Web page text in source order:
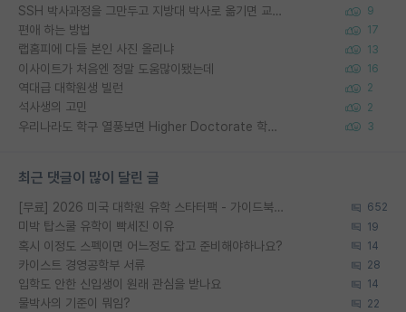
SSH 박사과정을 그만두고 지방대 박사로 옮기면 교수의 꿈은 끝일까요? 9
편애 하는 방법 17
랩홈피에 다들 본인 사진 올리냐 13
이사이트가 처음엔 정말 도움많이됐는데 16
역대급 대학원생 빌런 2
석사생의 고민 2
우리나라도 학구 열풍보면 Higher Doctorate 학위가 필요하다고 봅니다. 3
최근 댓글이 많이 달린 글
[무료] 2026 미국 대학원 유학 스타터팩 - 가이드북 & 합격자 컨택메일 템플릿 652
미박 탑스쿨 유학이 빡세진 이유 19
혹시 이정도 스펙이면 어느정도 잡고 준비해야하나요? 14
카이스트 경영공학부 서류 28
입학도 안한 신입생이 원래 관심을 받나요 14
물박사의 기준이 뭐임? 22